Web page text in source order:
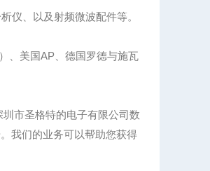
仪、以及射频微波配件等。
、美国AP、德国罗德与施瓦
市圣格特的电子有限公司数
我们的业务可以帮助您获得